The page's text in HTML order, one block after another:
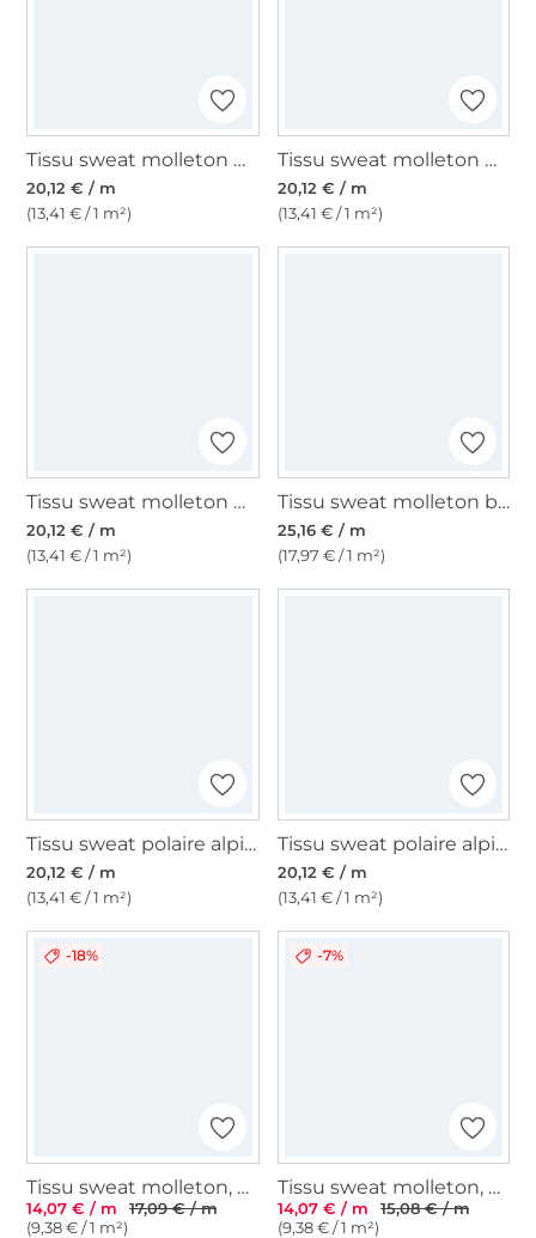
Tissu sweat molleton Denim Style, noir
20,12 € / m
(13,41 € / 1 m²)
Tissu sweat molleton Christmas Animals, beige
20,12 € / m
(13,41 € / 1 m²)
Tissu sweat molleton Christmas Animals, bleu foncé
20,12 € / m
(13,41 € / 1 m²)
Tissu sweat molleton bio Léopard, bleu foncé
25,16 € / m
(17,97 € / 1 m²)
Tissu sweat polaire alpine Batik Tie dye Stars, aqua
20,12 € / m
(13,41 € / 1 m²)
Tissu sweat polaire alpine Batik Tie dye, baie
20,12 € / m
(13,41 € / 1 m²)
-18%
Tissu sweat molleton, bleu denim chiné
14,07 € / m
17,09 € / m
(9,38 € / 1 m²)
-7%
Tissu sweat molleton, bleu
14,07 € / m
15,08 € / m
(9,38 € / 1 m²)